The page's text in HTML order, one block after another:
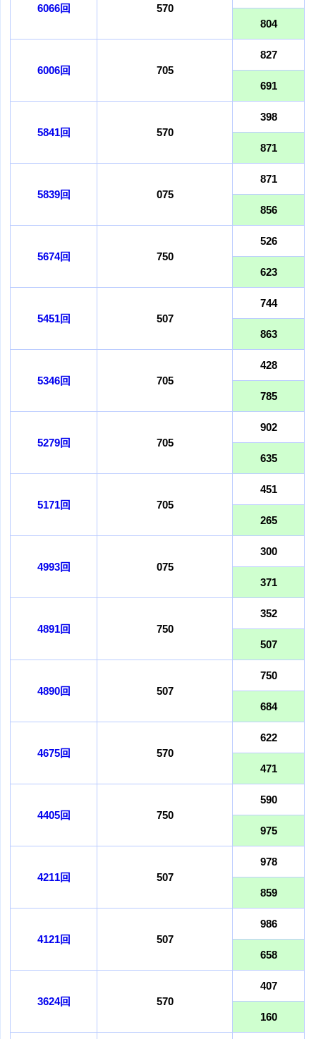
6066回 570
804
6006回 705
827
691
5841回 570
398
871
5839回 075
871
856
5674回 750
526
623
5451回 507
744
863
5346回 705
428
785
5279回 705
902
635
5171回 705
451
265
4993回 075
300
371
4891回 750
352
507
4890回 507
750
684
4675回 570
622
471
4405回 750
590
975
4211回 507
978
859
4121回 507
986
658
3624回 570
407
160